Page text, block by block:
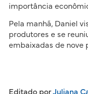
importância
Pela manhã, Daniel
produtores e se
embaixadas de nove
Editado porJuliana